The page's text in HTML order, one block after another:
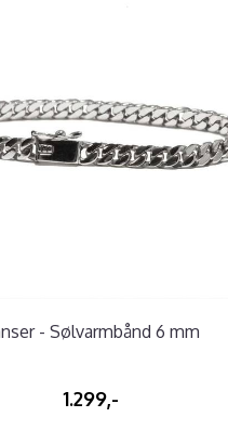
- Sølvarmbånd 6 mm
1.299,-